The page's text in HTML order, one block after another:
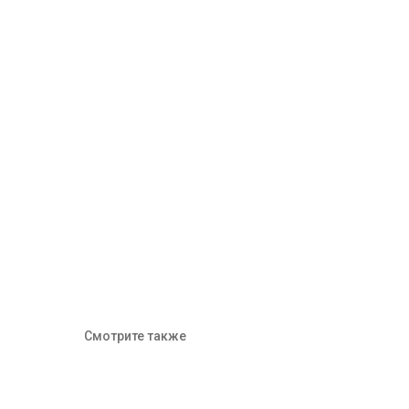
Смотрите также